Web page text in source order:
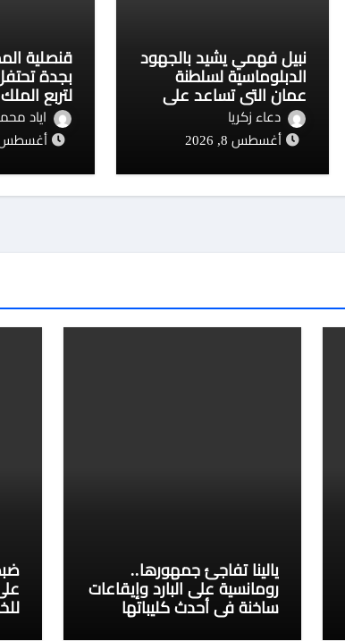
نبيل فهمي يشيد بالجهود
الدبلوماسية لسلطنة
عمان التي تساعد على
فتح مضيق هُرمز
دعاء زكريا
أغسطس 8, 2026
قنصلية
لتربع
السادس
بحضور
اياد
أغسطس 1,
يالينا تفاجئ جمهورها..
رومانسية على البارد وإيقاعات
ساخنة في أحدث كليباتها